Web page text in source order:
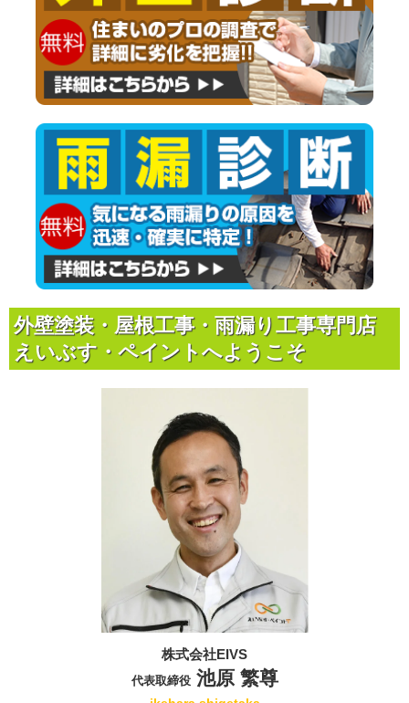
外壁塗装・屋根工事・雨漏り工事専門店
えいぶす・ペイントへようこそ
株式会社EIVS
代表取締役池原 繁尊